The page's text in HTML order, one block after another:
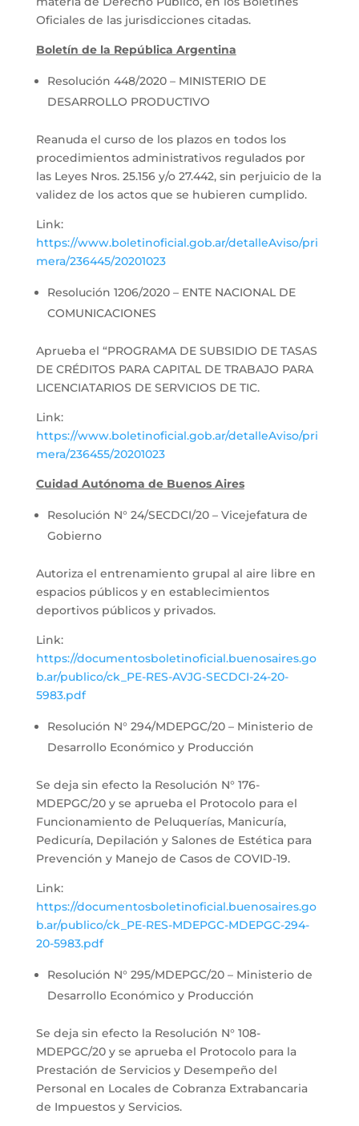
Oficiales de las jurisdicciones citadas.
Boletín de la República Argentina
Resolución 448/2020 – MINISTERIO DE
DESARROLLO PRODUCTIVO
Reanuda el curso de los plazos en todos los
procedimientos administrativos regulados por
las Leyes Nros. 25.156 y/o 27.442, sin perjuicio de la
validez de los actos que se hubieren cumplido.
Link:
https://www.boletinoficial.gob.ar/detalleAviso/pri
mera/236445/20201023
Resolución 1206/2020 – ENTE NACIONAL DE
COMUNICACIONES
Aprueba el “PROGRAMA DE SUBSIDIO DE TASAS
DE CRÉDITOS PARA CAPITAL DE TRABAJO PARA
LICENCIATARIOS DE SERVICIOS DE TIC.
Link:
https://www.boletinoficial.gob.ar/detalleAviso/pri
mera/236455/20201023
Cuidad Autónoma de Buenos Aires
Resolución N° 24/SECDCI/20 – Vicejefatura de
Gobierno
Autoriza el entrenamiento grupal al aire libre en
espacios públicos y en establecimientos
deportivos públicos y privados.
Link:
https://documentosboletinoficial.buenosaires.go
b.ar/publico/ck_PE-RES-AVJG-SECDCI-24-20-
5983.pdf
Resolución N° 294/MDEPGC/20 – Ministerio de
Desarrollo Económico y Producción
Se deja sin efecto la Resolución N° 176-
MDEPGC/20 y se aprueba el Protocolo para el
Funcionamiento de Peluquerías, Manicuría,
Pedicuría, Depilación y Salones de Estética para
Prevención y Manejo de Casos de COVID-19.
Link:
https://documentosboletinoficial.buenosaires.go
b.ar/publico/ck_PE-RES-MDEPGC-MDEPGC-294-
20-5983.pdf
Resolución N° 295/MDEPGC/20 – Ministerio de
Desarrollo Económico y Producción
Se deja sin efecto la Resolución N° 108-
MDEPGC/20 y se aprueba el Protocolo para la
Prestación de Servicios y Desempeño del
Personal en Locales de Cobranza Extrabancaria
de Impuestos y Servicios.